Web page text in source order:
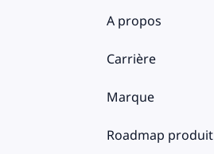
A propos
Carrière
Marque
Roadmap produit